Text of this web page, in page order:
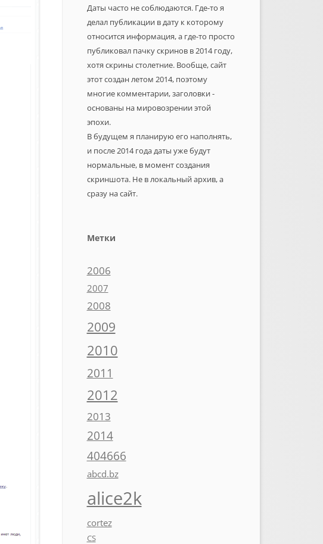
Даты часто не соблюдаются. Где-то я
делал публикации в дату к которому
относится информация, а где-то просто
публиковал пачку скринов в 2014 году,
хотя скрины столетние. Вообще, сайт
этот создан летом 2014, поэтому
многие комментарии, заголовки -
основаны на мировозрении этой
эпохи.
В будущем я планирую его наполнять,
и после 2014 года даты уже будут
нормальные, в момент создания
скриншота. Не в локальный архив, а
сразу на сайт.
Метки
2006
2007
2008
2009
2010
2011
2012
2013
2014
404666
abcd.bz
alice2k
cortez
CS